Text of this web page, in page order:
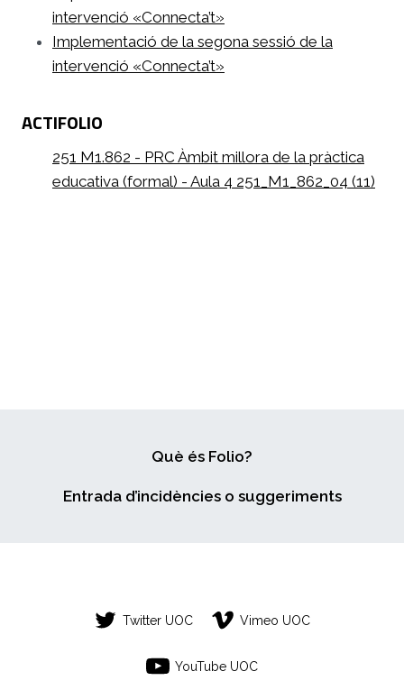
intervenció «Connecta’t»
Implementació de la segona sessió de la
intervenció «Connecta’t»
ACTIFOLIO
251 M1.862 - PRC Àmbit millora de la pràctica
educativa (formal) - Aula 4 251_M1_862_04 (11)
Què és Folio?
Entrada d’incidències o suggeriments
Twitter UOC Vimeo UOC
YouTube UOC